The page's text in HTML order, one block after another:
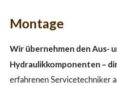
Montage
Wir übernehmen den Aus-
Hydraulikkomponenten –
erfahrenen Servicetechniker